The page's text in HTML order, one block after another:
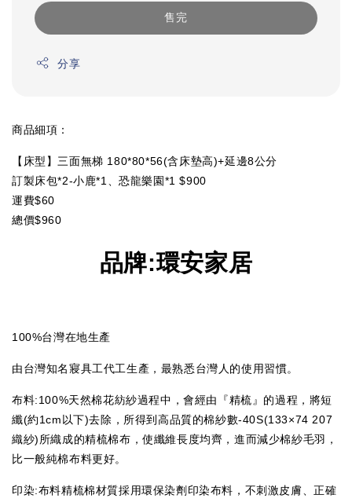
售完
分享
商品細項：
【床型】三面無梯 180*80*56(含床墊高)+延邊8公分
訂製床包*2-小鹿*1、恐龍樂園*1 $900
運費$60
總價$960
品牌:環安家居
100%台灣在地生產
由台灣知名寢具工代工生產，最熟悉台灣人的使用習慣。
布料:100%天然棉花紡紗過程中，會經由『精梳』的過程，將短
纖(約1cm以下)去除，所得到高品質的棉紗數-40S(133×74 207
織紗)所織成的精梳棉布，使纖維長度均齊，進而減少棉紗毛羽，
比一般純棉布料更好。
印染:布料精梳棉材質採用環保染劑印染布料，不刺激皮膚、正確